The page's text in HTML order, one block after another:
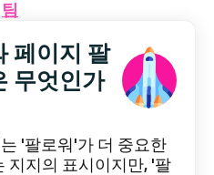
팀
페이지 팔
무엇인가
'팔로워'가 더 중요한
지지의 표시이지만, '팔